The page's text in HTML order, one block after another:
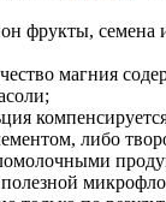
фрукты, семена
магния
либо